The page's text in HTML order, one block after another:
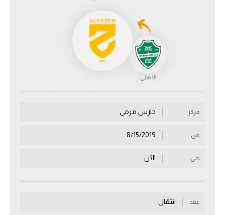
دوري أبطال أوروبا
دوري أبطال إفريقيا
أقسام
منتخب مصر
الأهلي
مركز حارس مرمى
من
حتى الآن
عقد انتقال